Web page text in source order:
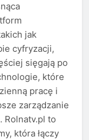
jak
cyfryzacji,
sięgają po
które
pracę i
zarządzanie
Rolnatv.pl to
która łączy